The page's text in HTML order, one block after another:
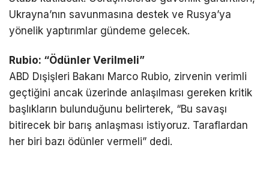
Ukrayna’nın savunmasına destek ve Rusya’ya
yönelik yaptırımlar gündeme gelecek.
Rubio: “Ödünler Verilmeli”
ABD Dışişleri Bakanı Marco Rubio, zirvenin verimli
geçtiğini ancak üzerinde anlaşılması gereken kritik
başlıkların bulunduğunu belirterek, “Bu savaşı
bitirecek bir barış anlaşması istiyoruz. Taraflardan
her biri bazı ödünler vermeli” dedi.